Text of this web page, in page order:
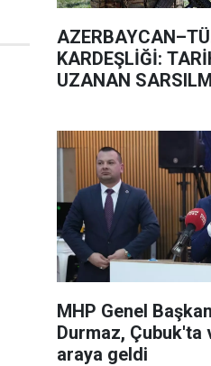
KARDEŞLİĞİ:
UZANAN
MHP Genel Başkan
Durmaz, Çubuk'ta
araya geldi